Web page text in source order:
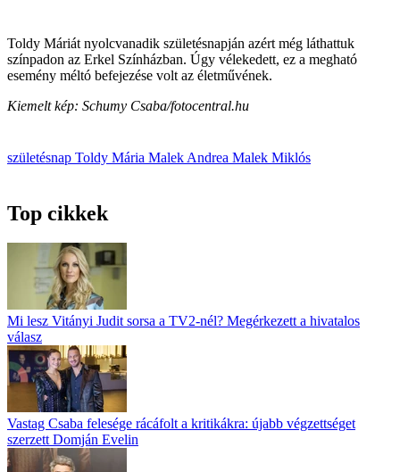
Toldy Máriát nyolcvanadik születésnapján azért még láthattuk
színpadon az Erkel Színházban. Úgy vélekedett, ez a megható
esemény méltó befejezése volt az életművének.
Kiemelt kép: Schumy Csaba/fotocentral.hu
születésnap Toldy Mária Malek Andrea Malek Miklós
Top cikkek
Mi lesz Vitányi Judit sorsa a TV2-nél? Megérkezett a hivatalos
válasz
Vastag Csaba felesége rácáfolt a kritikákra: újabb végzettséget
szerzett Domján Evelin